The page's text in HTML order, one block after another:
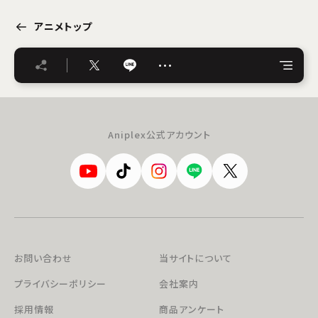
アニメトップ
…
Aniplex公式アカウント
お問い合わせ
当サイトについて
プライバシーポリシー
会社案内
採用情報
商品アンケート